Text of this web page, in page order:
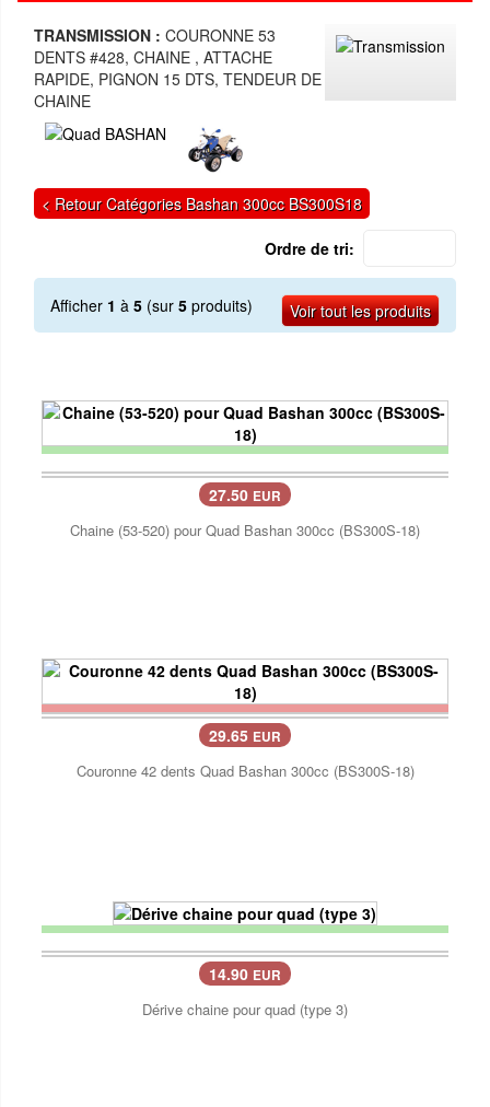
TRANSMISSION : COURONNE 53
DENTS #428, CHAINE , ATTACHE
RAPIDE, PIGNON 15 DTS, TENDEUR DE
CHAINE
< Retour Catégories Bashan 300cc BS300S18
Ordre de tri:
Afficher 1 à 5 (sur 5 produits) Voir tout les produits
27.50 EUR
Chaine (53-520) pour Quad Bashan 300cc (BS300S-18)
29.65 EUR
Couronne 42 dents Quad Bashan 300cc (BS300S-18)
14.90 EUR
Dérive chaine pour quad (type 3)